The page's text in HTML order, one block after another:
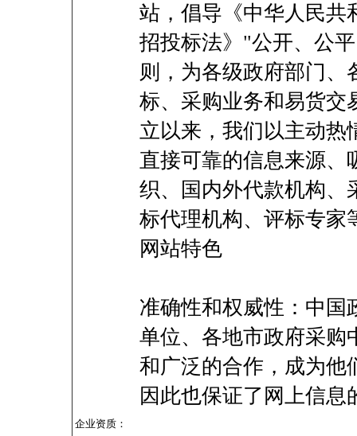
站，倡导《中华人民共
招投标法》"公开、公
则，为各级政府部门
标、采购业务和易货交
立以来，我们以主动热
直接可靠的信息来源、
织、国内外代款机构、
标代理机构、评标专家
网站特色
准确性和权威性：中国
单位、各地市政府采购
和广泛的合作，成为他
因此也保证了网上信息
企业资质：